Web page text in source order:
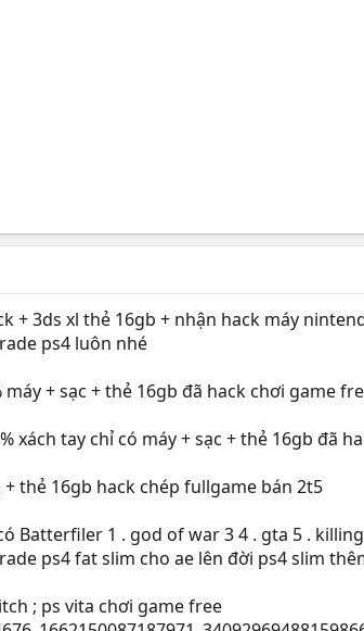
+ 3ds xl thẻ 16gb + nhận hack máy
ps4 luôn nhé
+ sạc + thẻ 16gb đã hack chơi game
xách tay chỉ có máy + sạc + thẻ 16gb đã
+ thẻ 16gb hack chép fullgame bán 2t5
Batterfiler 1 . god of war 3 4 . gta 5 .
ps4 fat slim cho ae lên đời ps4 slim
; ps vita chơi game free